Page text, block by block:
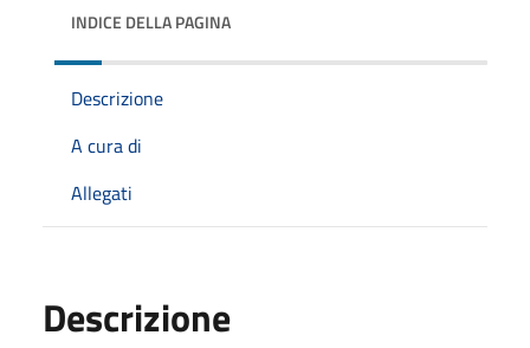
INDICE DELLA PAGINA
Descrizione
A cura di
Allegati
Descrizione